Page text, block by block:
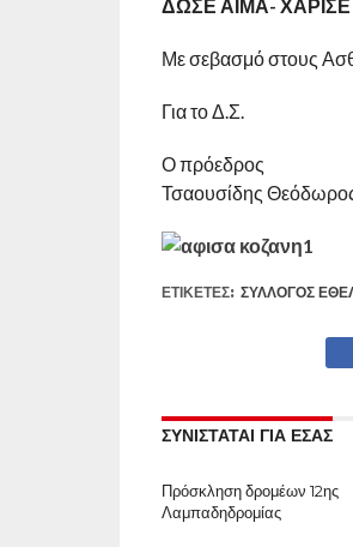
ΔΩΣΕ ΑΙΜΑ-
Με σεβασμό στους
Για το Δ.Σ.
Ο
Τσαουσίδης
ΕΤΙΚΕΤΕΣ: ΣΎΛΛΟΓΟΣ
ΣΥΝΙΣΤΑΤΑΙ ΓΙΑ ΕΣΑΣ
Πρόσκληση δρομέων 12ης
Λαμπαδηδρομίας